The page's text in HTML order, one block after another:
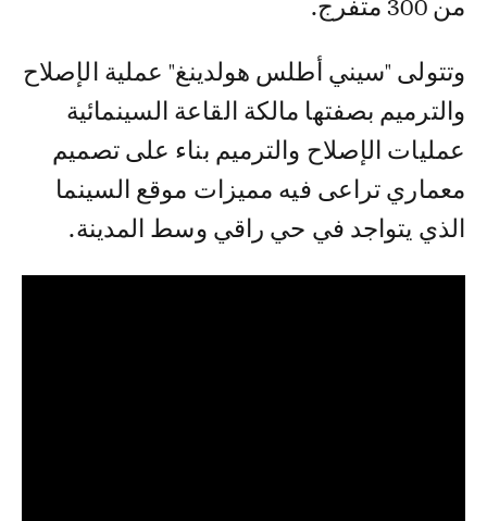
من 300 متفرج.
وتتولى "سيني أطلس هولدينغ" عملية الإصلاح
والترميم بصفتها مالكة القاعة السينمائية
عمليات الإصلاح والترميم بناء على تصميم
معماري تراعى فيه مميزات موقع السينما
الذي يتواجد في حي راقي وسط المدينة.